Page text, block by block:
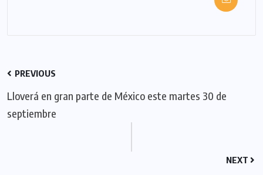
PREVIOUS
Lloverá en gran parte de México este martes 30 de
septiembre
NEXT